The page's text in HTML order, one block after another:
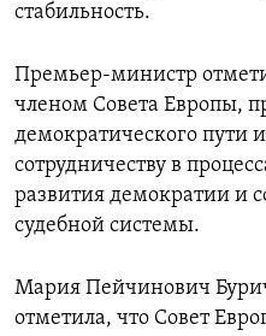
стабильность.
Премьер-министр
членом Совета Европы,
демократического пути
сотрудничеству в
развития демократии и
судебной системы.
Мария Пейчинович
отметила, что Совет